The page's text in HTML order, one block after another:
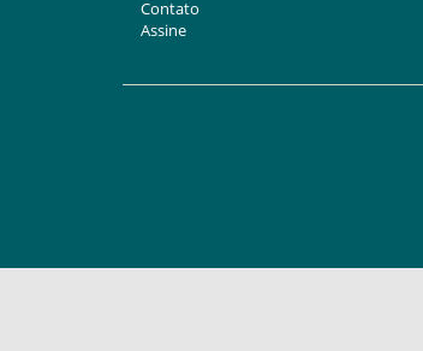
Contato
Assine